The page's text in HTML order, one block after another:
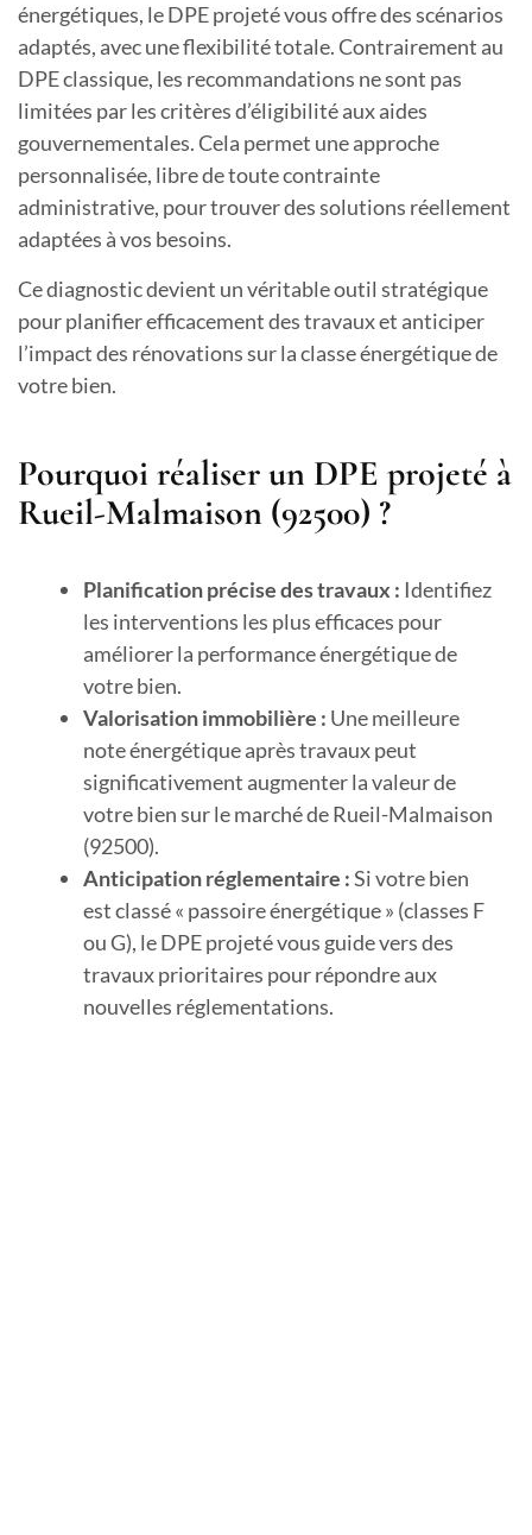
énergétiques, le DPE projeté vous offre des scénarios
adaptés, avec une flexibilité totale. Contrairement au
DPE classique, les recommandations ne sont pas
limitées par les critères d’éligibilité aux aides
gouvernementales. Cela permet une approche
personnalisée, libre de toute contrainte
administrative, pour trouver des solutions réellement
adaptées à vos besoins.
Ce diagnostic devient un véritable outil stratégique
pour planifier efficacement des travaux et anticiper
l’impact des rénovations sur la classe énergétique de
votre bien.
Pourquoi réaliser un DPE projeté à
Rueil-Malmaison (92500) ?
Planification précise des travaux : Identifiez
les interventions les plus efficaces pour
améliorer la performance énergétique de
votre bien.
Valorisation immobilière : Une meilleure
note énergétique après travaux peut
significativement augmenter la valeur de
votre bien sur le marché de Rueil-Malmaison
(92500).
Anticipation réglementaire :Si votre bien
est classé « passoire énergétique » (classes F
ou G), le DPE projeté vous guide vers des
travaux prioritaires pour répondre aux
nouvelles réglementations.